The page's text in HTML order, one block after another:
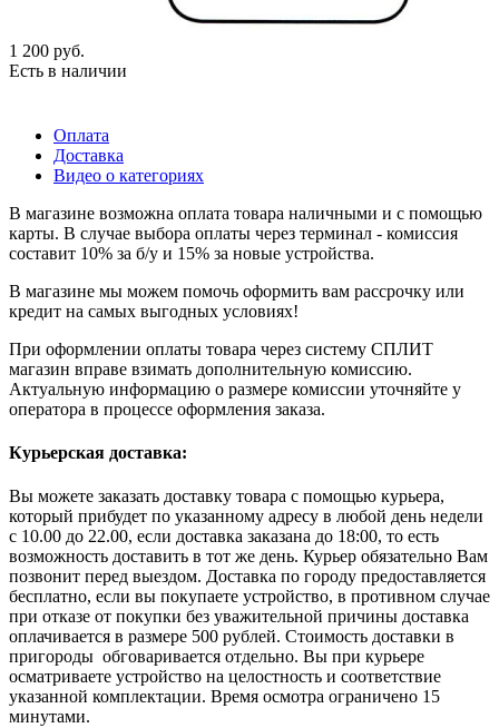
1 200 руб.
Есть в наличии
Оплата
Доставка
Видео о категориях
В магазине возможна оплата товара наличными и с помощью
карты. В случае выбора оплаты через терминал - комиссия
составит 10% за б/у и 15% за новые устройства.
В магазине мы можем помочь оформить вам рассрочку или
кредит на самых выгодных условиях!
При оформлении оплаты товара через систему СПЛИТ
магазин вправе взимать дополнительную комиссию.
Актуальную информацию о размере комиссии уточняйте у
оператора в процессе оформления заказа.
Курьерская доставка:
Вы можете заказать доставку товара с помощью курьера,
который прибудет по указанному адресу в любой день недели
с 10.00 до 22.00, если доставка заказана до 18:00, то есть
возможность доставить в тот же день. Курьер обязательно Вам
позвонит перед выездом. Доставка по городу предоставляется
бесплатно, если вы покупаете устройство, в противном случае
при отказе от покупки без уважительной причины доставка
оплачивается в размере 500 рублей. Стоимость доставки в
пригороды обговаривается отдельно. Вы при курьере
осматриваете устройство на целостность и соответствие
указанной комплектации. Время осмотра ограничено 15
минутами.